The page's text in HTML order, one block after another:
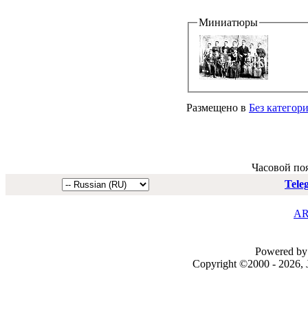
Миниатюры
Размещено в Без
Часовой
Powered
Copyright ©2000 - 2026,